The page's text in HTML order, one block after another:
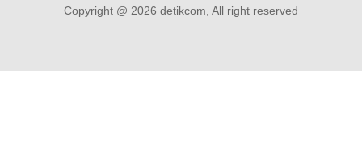
Copyright @ 2026 detikcom, All right reserved